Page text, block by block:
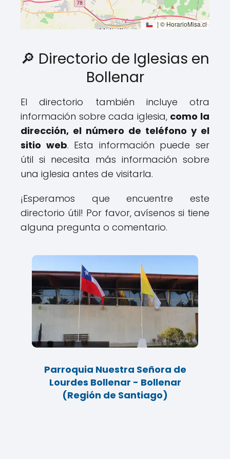
| © HorarioMisa.cl
🔎 Directorio de Iglesias en
Bollenar
El directorio también incluye otra
información sobre cada iglesia, como la
dirección, el número de teléfono y el
sitio web. Esta información puede ser
útil si necesita más información sobre
una iglesia antes de visitarla.
¡Esperamos que encuentre este
directorio útil! Por favor, avísenos si tiene
alguna pregunta o comentario.
Parroquia Nuestra Señora de
Lourdes Bollenar - Bollenar
(Región de Santiago)